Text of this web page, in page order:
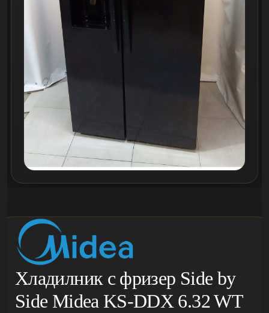
Хладилник с фризер Side by
Side Midea KS-DDX 6.32 WT